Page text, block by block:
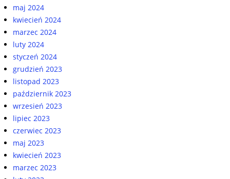
maj 2024
kwiecień 2024
marzec 2024
luty 2024
styczeń 2024
grudzień 2023
listopad 2023
październik 2023
wrzesień 2023
lipiec 2023
czerwiec 2023
maj 2023
kwiecień 2023
marzec 2023